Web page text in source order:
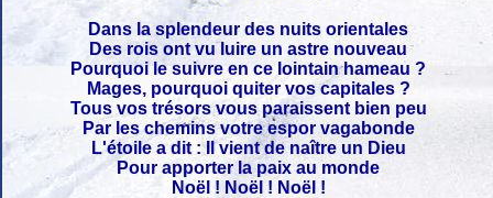
Dans la splendeur des nuits orientales
Des rois ont vu luire un astre nouveau
Pourquoi le suivre en ce lointain hameau ?
Mages, pourquoi quiter vos capitales ?
Tous vos trésors vous paraissent bien peu
Par les chemins votre espor vagabonde
L'étoile a dit : Il vient de naître un Dieu
Pour apporter la paix au monde
Noël ! Noël ! Noël !